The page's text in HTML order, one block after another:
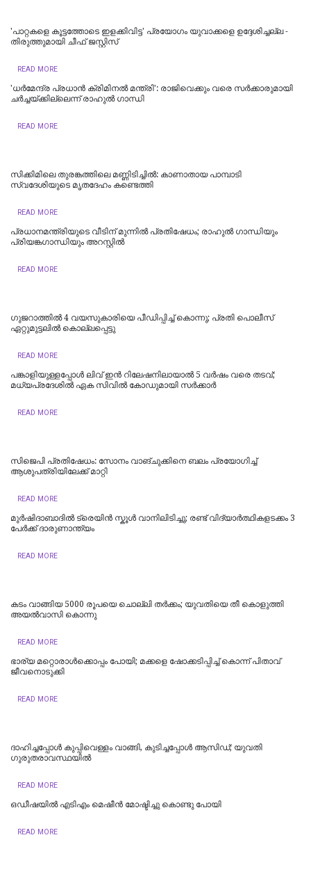
'പാറ്റകളെ കൂട്ടത്തോടെ ഇളക്കിവിട്ട' പ്രയോഗം യുവാക്കളെ ഉദ്ദേശിച്ചല്ല -
തിരുത്തുമായി ചീഫ് ജസ്റ്റിസ്
READ MORE
'ധര്‍മേന്ദ്ര പ്രധാന്‍ ക്രിമിനല്‍ മന്ത്രി': രാജിവെക്കും വരെ സർക്കാരുമായി
ചർച്ചയ്ക്കില്ലെന്ന് രാഹുൽ ഗാന്ധി
READ MORE
സിക്കിമിലെ തുരങ്കത്തിലെ മണ്ണിടിച്ചില്‍: കാണാതായ പാമ്പാടി
സ്വദേശിയുടെ മൃതദേഹം കണ്ടെത്തി
READ MORE
പ്രധാനമന്ത്രിയുടെ വീടിന് മുന്നിൽ പ്രതിഷേധം; രാഹുൽ ​ഗാന്ധിയും
പ്രിയങ്ക​ഗാന്ധിയും അറസ്റ്റിൽ
READ MORE
ഗുജറാത്തിൽ 4 വയസുകാരിയെ പീഡിപ്പിച്ച് കൊന്നു; പ്രതി പൊലീസ്
ഏറ്റുമുട്ടലിൽ കൊല്ലപ്പെട്ടു
READ MORE
പങ്കാളിയുള്ളപ്പോള്‍ ലിവ്‌ ഇൻ റിലേഷനിലായാൽ 5 വർഷം വരെ തടവ്;
മധ്യപ്രദേശിൽ ഏക സിവിൽ കോഡുമായി സർക്കാർ
READ MORE
സിജെപി പ്രതിഷേധം: സോനം വാങ്ചുക്കിനെ ബലം പ്രയോഗിച്ച്
ആശുപത്രിയിലേക്ക് മാറ്റി
READ MORE
മുർഷിദാബാദിൽ ട്രെയിൻ സ്കൂൾ വാനിലിടിച്ചു; രണ്ട് വിദ്യാർത്ഥികളടക്കം 3
പേർക്ക് ദാരുണാന്ത്യം
READ MORE
കടം വാങ്ങിയ 5000 രൂപയെ ചൊല്ലി തര്‍ക്കം; യുവതിയെ തീ കൊളുത്തി
അയല്‍വാസി കൊന്നു
READ MORE
ഭാര്യ മറ്റൊരാൾക്കൊപ്പം പോയി; മക്കളെ ഷോക്കടിപ്പിച്ച് കൊന്ന് പിതാവ്
ജീവനൊടുക്കി
READ MORE
ദാഹിച്ചപ്പോള്‍ കുപ്പിവെള്ളം വാങ്ങി, കുടിച്ചപ്പോള്‍ ആസിഡ്; യുവതി
ഗുരുതരാവസ്ഥയില്‍
READ MORE
ഒഡീഷയിൽ എടിഎം മെഷീൻ മോഷ്ടിച്ചു കൊണ്ടു പോയി
READ MORE